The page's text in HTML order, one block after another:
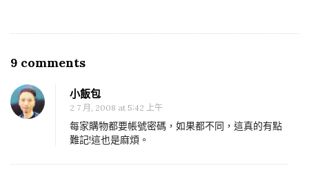
9 comments
購
物
網
小飯包
2 7 月, 2008 at 5:42 上午
每家購物都要帳號密碼，如果都不同，這真的有點
難記!這也是麻煩。